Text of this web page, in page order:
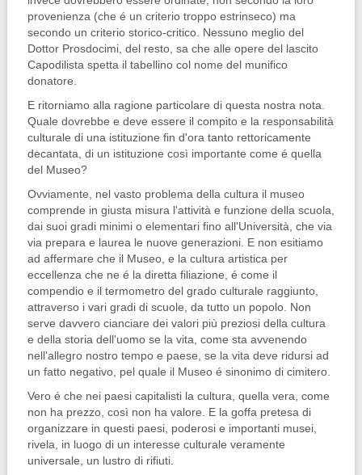
provenienza (che é un criterio troppo estrinseco) ma
secondo un cri­terio storico-critico. Nessuno meglio del
Dottor Prosdocimi, del resto, sa che alle opere del lascito
Capodilista spetta il tabellino col nome del munifi­co
donatore.
E ritorniamo alla ragione particolare di questa nostra nota.
Quale dovreb­be e deve essere il compito e la respon­sabilità
culturale di una istituzione fin d'ora tanto rettoricamente
decantata, di un istituzione così importante come é quella
del Museo?
Ovviamente, nel vasto problema della cultura il museo
comprende in giusta misura l'attività e funzione della scuola,
dai suoi gradi minimi o elemen­tari fino all'Università, che via
via pre­para e laurea le nuove generazioni. E non esitiamo
ad affermare che il Mu­seo, e la cultura artistica per
eccellenza che ne é la diretta filiazione, é come il
compendio e il termometro del grado culturale raggiunto,
attraverso i vari gradi di scuole, da tutto un popolo. Non
serve davvero cianciare dei valori più preziosi della cultura
e della storia dell'uomo se la vita, come sta avvenen­do
nell'allegro nostro tempo e paese, se la vita deve ridursi ad
un fatto nega­tivo, pel quale il Museo é sinonimo di cimitero.
Vero é che nei paesi capitalisti la cultura, quella vera, come
non ha prez­zo, così non ha valore. E la goffa pre­tesa di
organizzare in questi paesi, po­derosi e importanti musei,
rivela, in luogo di un interesse culturale veramente
universale, un lustro di rifiuti.